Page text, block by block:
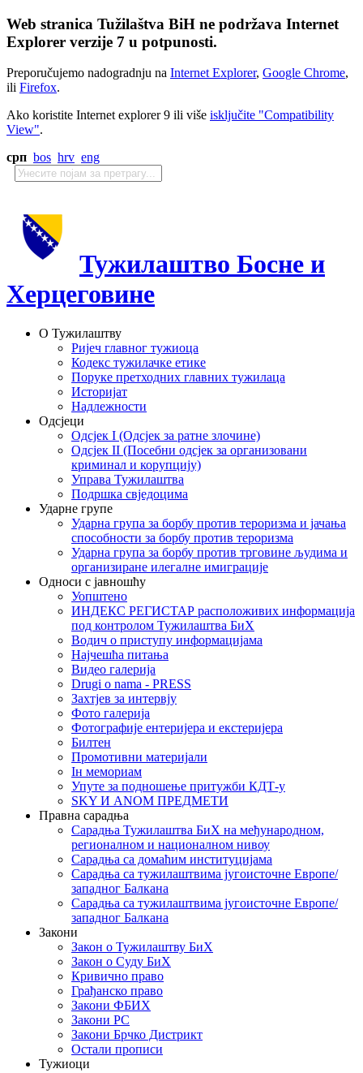
Web stranica Tužilaštva BiH ne podržava Internet
Explorer verzije 7 u potpunosti.
Preporučujemo nadogradnju na Internet Explorer, Google Chrome,
ili Firefox.
Ako koristite Internet explorer 9 ili više isključite "Compatibility
View".
срп bos hrv eng
Тужилаштво Босне и
Херцеговине
О Тужилаштву
Ријеч главног тужиоца
Кодекс тужилачке етике
Поруке претходних главних тужилаца
Историјат
Надлежности
Одсјеци
Одсјек I (Одсјек за ратне злочине)
Одсјек II (Посебни одсјек за организовани
криминал и корупцију)
Управа Тужилаштва
Подршка свједоцима
Ударне групе
Ударна група за борбу против тероризма и јачања
способности за борбу против тероризма
Ударна група за борбу против трговине људима и
организиране илегалне имиграције
Односи с јавношћу
Уопштено
ИНДЕКС РЕГИСТАР расположивих информација
под контролом Тужилаштва БиХ
Водич о приступу информацијама
Најчешћа питања
Видео галерија
Drugi o nama - PRESS
Захтјев за интервју
Фото галерија
Фотографије ентеријера и екстеријера
Билтен
Промотивни материјали
Iн мемориам
Упуте за подношење притужби КДТ-у
SKY И ANOM ПРЕДМЕТИ
Правна сарадња
Сарадња Тужилаштва БиХ на међународном,
регионалном и националном нивоу
Сарадња са домаћим институцијама
Сарадња са тужилаштвима југоисточне Европе/
западног Балкана
Сарадња са тужилаштвима југоисточне Европе/
западног Балкана
Закони
Закон о Тужилаштву БиХ
Закон о Суду БиХ
Кривично право
Грађанско право
Закони ФБИХ
Закони РС
Закони Брчко Дистрикт
Остали прописи
Тужиоци